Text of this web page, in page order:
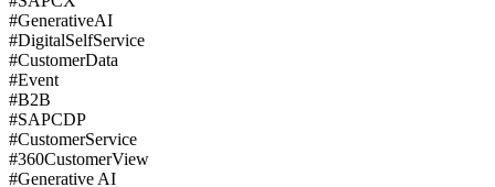
#GenerativeAI
#DigitalSelfService
#CustomerData
#Event
#B2B
#SAPCDP
#CustomerService
#360CustomerView
#Generative AI